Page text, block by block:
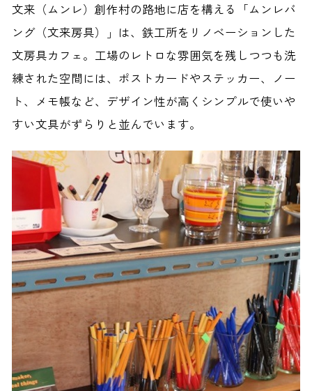
文来（ムンレ）創作村の路地に店を構える「ムンレバ
ング（文来房具）」は、鉄工所をリノベーションした
文房具カフェ。工場のレトロな雰囲気を残しつつも洗
練された空間には、ポストカードやステッカー、ノー
ト、メモ帳など、デザイン性が高くシンプルで使いや
すい文具がずらりと並んでいます。